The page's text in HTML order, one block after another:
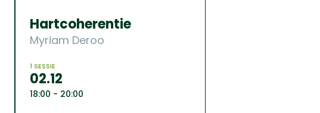
Hartcoherentie
Myriam Deroo
1 SESSIE
02.12
18:00 - 20:00